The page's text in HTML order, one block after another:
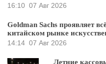
16:10 07 Авг 2026
Goldman Sachs проявляет
китайском рынке
14:14 07 Авг 2026
Летние